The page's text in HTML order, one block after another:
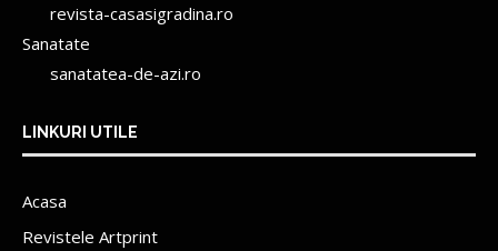
revista-casasigradina.ro
Sanatate
sanatatea-de-azi.ro
LINKURI UTILE
Acasa
Revistele Artprint